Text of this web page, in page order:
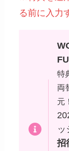
る前に入力
特
両
元
ッ
招